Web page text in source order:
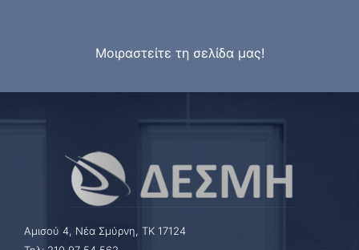
Μοιραστείτε τη σελίδα μας!
Αμισού 4, Νέα Σμύρνη, ΤΚ 17124